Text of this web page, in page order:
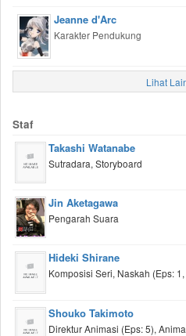
Jeanne d'Arc
Karakter Pendukung
Lihat
Staf
Takashi Watanabe
Sutradara, Storyboard
Jin Aketagawa
Pengarah Suara
Hideki Shirane
Komposisi Seri, Naskah (Eps:
Shouko Takimoto
Direktur Animasi (Eps: 5),